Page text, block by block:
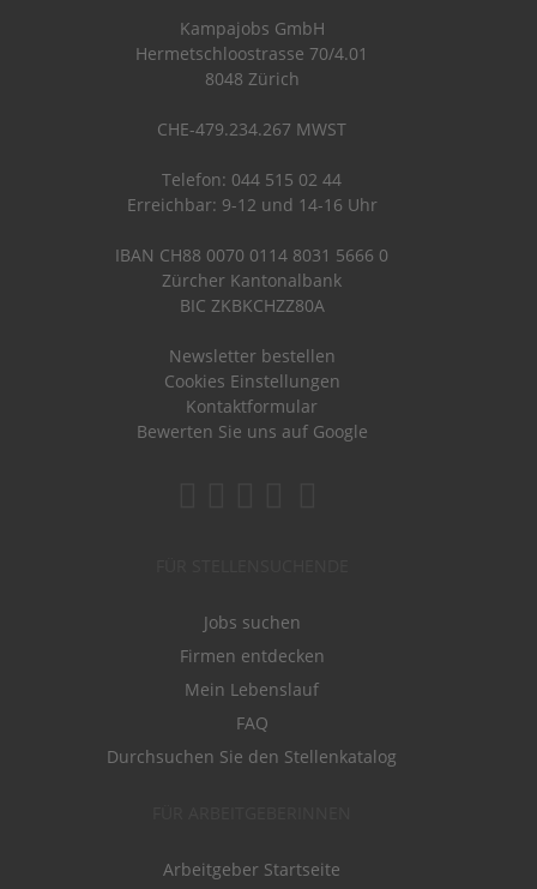
Kampajobs GmbH
Hermetschloostrasse 70/4.01
8048 Zürich
CHE-479.234.267 MWST
Telefon: 044 515 02 44
Erreichbar: 9-12 und 14-16 Uhr
IBAN CH88 0070 0114 8031 5666 0
Zürcher Kantonalbank
BIC ZKBKCHZZ80A
Newsletter bestellen
Cookies Einstellungen
Kontaktformular
Bewerten Sie uns auf Google
Jobs suchen
Firmen entdecken
Mein Lebenslauf
FAQ
Durchsuchen Sie den Stellenkatalog
Arbeitgeber Startseite